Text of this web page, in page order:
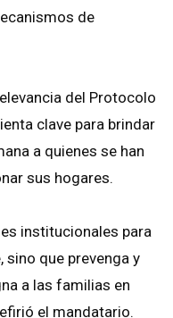
de
del Protocolo
clave para brindar
a quienes se han
sus hogares.
institucionales para
sino que prevenga y
a las familias en
el mandatario.